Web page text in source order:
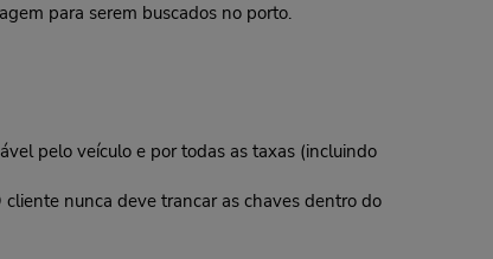
para serem buscados no porto.
pelo veículo e por todas as taxas (incluindo
nunca deve trancar as chaves dentro do